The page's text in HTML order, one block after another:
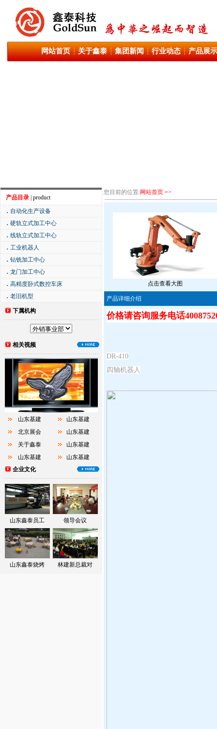
网站首页┆关于鑫泰┆集团新闻┆行业动态┆产品展
产品目录 | product
． 自动化生产设备
． 硬轨立式加工中心
． 线轨立式加工中心
． 工业机器人
． 钻铣加工中心
． 龙门加工中心
． 高精度卧式数控车床
． 老旧机型
下属机构
相关视频
山东基建
北京展会
关于鑫泰
山东基建
山东基建
山东基建
山东基建
山东基建
企业文化
山东鑫泰员工 领导会议
山东鑫泰烧烤 林建新总裁对
您目前的位置:网站首页 =>
点击查看大图
产品详细介绍
价格请咨询服务电话
DR-410
四轴机器人